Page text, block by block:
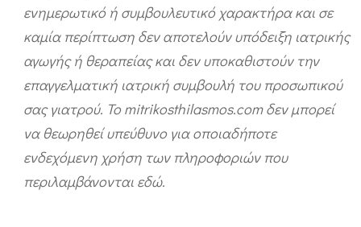
ενημερωτικό ή συμβουλευτικό χαρακτήρα και σε
καμία περίπτωση δεν αποτελούν υπόδειξη ιατρικής
αγωγής ή θεραπείας και δεν υποκαθιστούν την
επαγγελματική ιατρική συμβουλή του προσωπικού
σας γιατρού. Το mitrikosthilasmos.com δεν μπορεί
να θεωρηθεί υπεύθυνο για οποιαδήποτε
ενδεχόμενη χρήση των πληροφοριών που
περιλαμβάνονται εδώ.